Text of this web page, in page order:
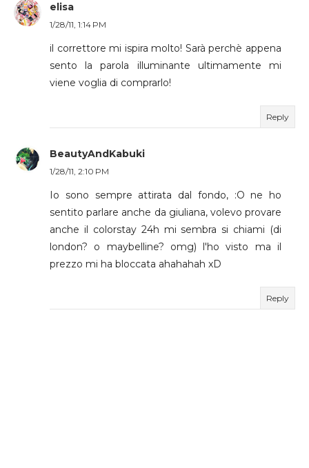
elisa
1/28/11, 1:14 PM
il correttore mi ispira molto! Sarà perchè appena
sento la parola illuminante ultimamente mi
viene voglia di comprarlo!
Reply
BeautyAndKabuki
1/28/11, 2:10 PM
Io sono sempre attirata dal fondo, :O ne ho
sentito parlare anche da giuliana, volevo provare
anche il colorstay 24h mi sembra si chiami (di
london? o maybelline? omg) l'ho visto ma il
prezzo mi ha bloccata ahahahah xD
Reply